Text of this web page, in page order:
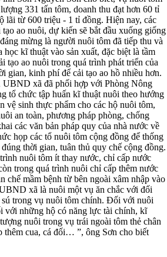
331 tấn tôm, doanh thu đạt hơn 60 tỉ
lãi từ 600 triệu - 1 tỉ đồng. Hiện nay, các
ao nuôi, dự kiến sẽ bắt đầu xuống giống
mừng là người nuôi tôm đã tiếp thu và
kĩ thuật vào sản xuất, đặc biệt là tầm
tạo ao nuôi trong quá trình phát triển của
gian, kinh phí để cải tạo ao hồ nhiều hơn.
xã đã phối hợp với Phòng Nông
tổ chức tập huấn kĩ thuật nuôi theo hướng
vệ sinh thực phẩm cho các hộ nuôi tôm,
an toàn, phương pháp phòng, chống
các văn bản pháp quy của nhà nước về
họp các tổ nuôi tôm cộng đồng để thống
thời gian, tuân thủ quy chế cộng đồng.
nuôi tôm ít thay nước, chỉ cấp nước
trong quá trình nuôi chỉ cấp thêm nước
chế mầm bệnh từ bên ngoài xâm nhập vào
xã là nuôi một vụ ăn chắc với đối
trong vụ nuôi tôm chính. Đối với nuôi
với những hộ có năng lực tài chính, kĩ
nuôi trong vụ trái ngoài tôm thẻ chân
thêm cua, cá đối… ”, ông Sơn cho biết